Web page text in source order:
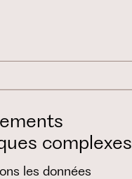
complexes
les données